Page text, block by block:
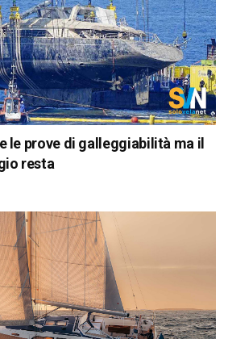
le prove di galleggiabilità ma il
resta